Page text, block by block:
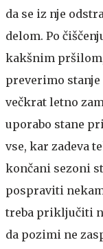
da se iz nje
delom. Po
kakšnim pršilom,
preverimo
večkrat letno
uporabo stane
vse, kar zadeva
končani sezoni
pospraviti
treba priključiti
da pozimi ne